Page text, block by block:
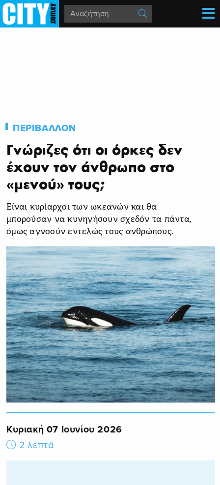
ΠΕΡΙΒΑΛΛΟΝ
Γνώριζες ότι οι όρκες δεν
έχουν τον άνθρωπο στο
«μενού» τους;
Είναι κυρίαρχοι των ωκεανών και θα
μπορούσαν να κυνηγήσουν σχεδόν τα πάντα,
όμως αγνοούν εντελώς τους ανθρώπους.
Κυριακή 07 Ιουνίου 2026
2 λεπτά